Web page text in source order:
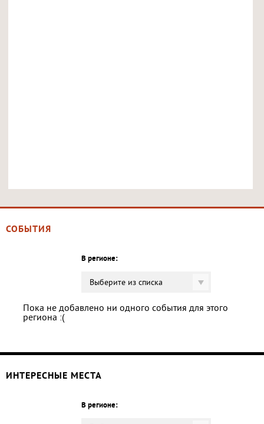
СОБЫТИЯ
В регионе:
Выберите из списка
Пока не добавлено ни одного события для этого
региона :(
ИНТЕРЕСНЫЕ МЕСТА
В регионе: